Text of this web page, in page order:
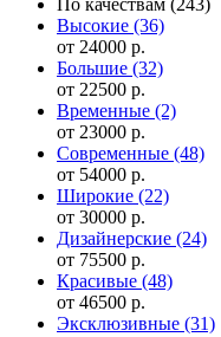
Высокие (36)
от 24000 р.
Большие (32)
от 22500 р.
Временные (2)
от 23000 р.
Современные (48)
от 54000 р.
Широкие (22)
от 30000 р.
Дизайнерские (24)
от 75500 р.
Красивые (48)
от 46500 р.
Эксклюзивные (31)